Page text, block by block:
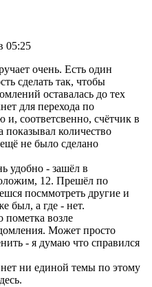
05:25
очень. Есть один
сделать так, чтобы
оставалась до тех
для перехода по
соответсвенно, счётчик в
показывал количество
не было сделано
удобно - зашёл в
12. Прешёл по
посммотреть другие и
был, а где - нет.
пометка возле
Может просто
- я думаю что справился
ни единой темы по этому